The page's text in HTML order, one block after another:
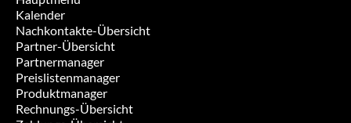
Kalender
Nachkontakte-Übersicht
Partner-Übersicht
Partnermanager
Preislistenmanager
Produktmanager
Rechnungs-Übersicht